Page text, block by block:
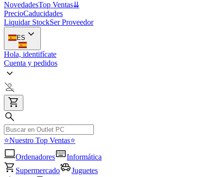
NovedadesTop Ventas⇊
PrecioCaducidades
Liquidar StockSer Proveedor
ES
Hola, identifícate
Cuenta y pedidos
⭐Nuestro Top Ventas⭐
Ordenadores
Informática
Supermercado
Juguetes